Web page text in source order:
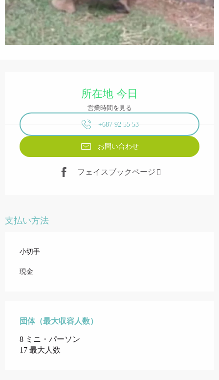
所在地 今日
営業時間を見る
+687 92 55 53
お問い合わせ
フェイスブックページ
支払い方法
小切手
現金
団体（最大収容人数）
団体（最大収容人数）
8 ミニ・パーソン
17 最大人数